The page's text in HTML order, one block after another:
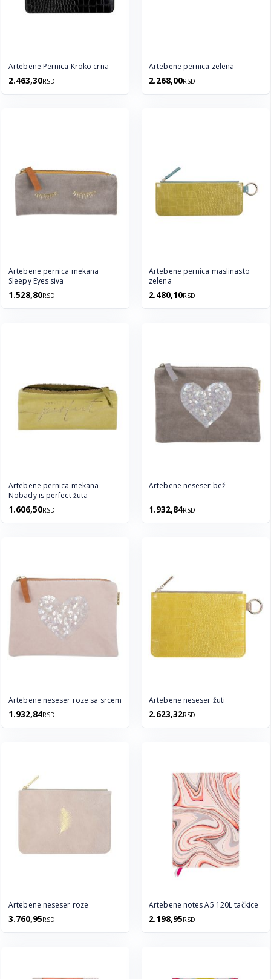
Artebene Pernica Kroko crna
2.463,30RSD
Artebene pernica zelena
2.268,00RSD
Artebene pernica mekana
Sleepy Eyes siva
1.528,80RSD
Artebene pernica maslinasto
zelena
2.480,10RSD
Artebene pernica mekana
Nobady is perfect žuta
1.606,50RSD
Artebene neseser bež
1.932,84RSD
Artebene neseser roze sa srcem
1.932,84RSD
Artebene neseser žuti
2.623,32RSD
Artebene neseser roze
3.760,95RSD
Artebene notes A5 120L tačkice
2.198,95RSD